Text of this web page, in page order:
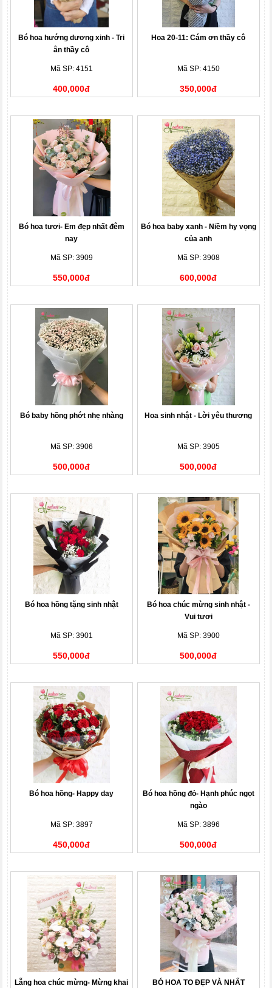
Bó hoa hướng dương xinh - Tri
ân thầy cô
Mã SP: 4151
400,000đ
Hoa 20-11: Cám ơn thầy cô
Mã SP: 4150
350,000đ
Bó hoa tươi- Em đẹp nhất đêm
nay
Mã SP: 3909
550,000đ
Bó hoa baby xanh - Niềm hy vọng
của anh
Mã SP: 3908
600,000đ
Bó baby hồng phớt nhẹ nhàng
Mã SP: 3906
500,000đ
Hoa sinh nhật - Lời yêu thương
Mã SP: 3905
500,000đ
Bó hoa hồng tặng sinh nhật
Mã SP: 3901
550,000đ
Bó hoa chúc mừng sinh nhật -
Vui tươi
Mã SP: 3900
500,000đ
Bó hoa hồng- Happy day
Mã SP: 3897
450,000đ
Bó hoa hồng đỏ- Hạnh phúc ngọt
ngào
Mã SP: 3896
500,000đ
Lẵng hoa chúc mừng- Mừng khai BÓ HOA TO ĐẸP VÀ NHẤT